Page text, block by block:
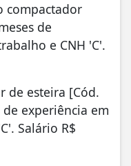
compactador
de
e CNH 'C'.
de esteira [Cód.
de experiência em
Salário R$